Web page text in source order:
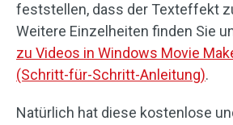
feststellen, dass der Texteffekt
Weitere Einzelheiten finden Sie
zu Videos in Windows Movie
(Schritt-für-Schritt-Anleitung).
Natürlich hat diese kostenlose